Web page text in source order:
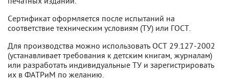
Сертификат оформляется после испытаний на
соответствие техническим условиям (ТУ) или ГОСТ.
Для производства можно использовать ОСТ 29.127-2002
(устанавливает требования к детским книгам, журналам)
или разработать индивидуальные ТУ и зарегистрировать
их в ФАТРиМ по желанию.